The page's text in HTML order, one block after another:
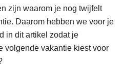
zijn waarom je nog twijfelt
Daarom hebben we voor je
in dit artikel zodat je
volgende vakantie kiest voor